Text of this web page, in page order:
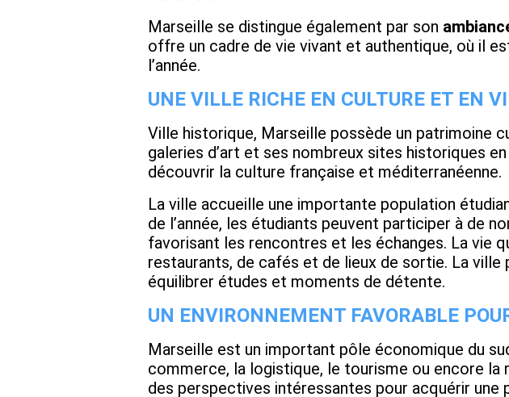
Marseille se distingue également par son
offre un cadre de vie vivant et authentique, où il
l’année.
UNE VILLE RICHE EN CULTURE ET EN
Ville historique, Marseille possède un patrimoine
galeries d’art et ses nombreux sites historiques
découvrir la culture française et méditerranéenne.
La ville accueille une importante population
de l’année, les étudiants peuvent participer à de
favorisant les rencontres et les échanges. La vie
restaurants, de cafés et de lieux de sortie. La
équilibrer études et moments de détente.
UN ENVIRONNEMENT FAVORABLE
Marseille est un important pôle économique du
commerce, la logistique, le tourisme ou encore
des perspectives intéressantes pour acquérir